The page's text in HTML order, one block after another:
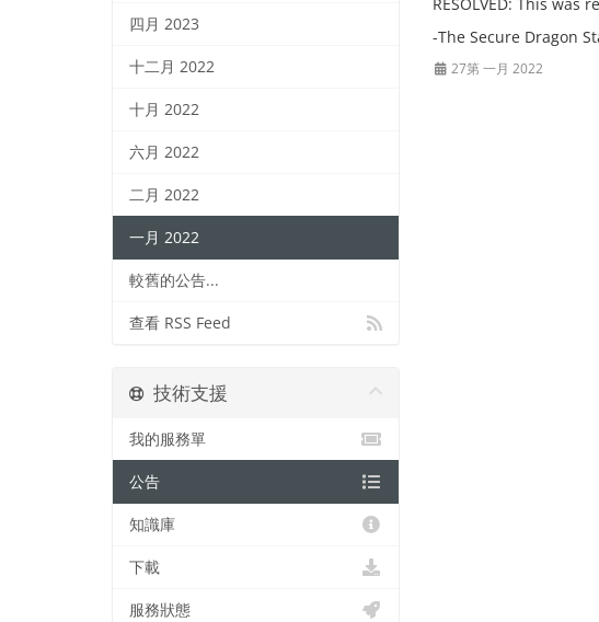
四月 2023
十二月 2022
十月 2022
六月 2022
二月 2022
一月 2022
較舊的公告...
查看 RSS Feed
-The Secure Dragon
27第 一月 2022
技術支援
我的服務單
公告
知識庫
下載
服務狀態